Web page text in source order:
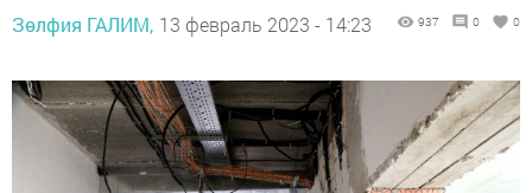
Зөлфия ГАЛИМ, 13 февраль 2023 - 14:23 937 0 0